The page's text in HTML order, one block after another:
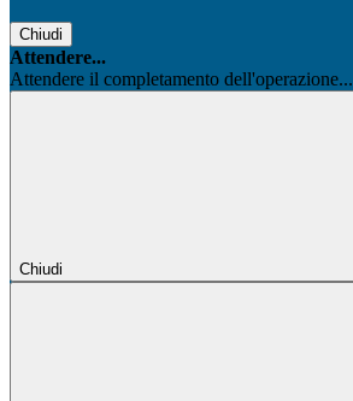
Chiudi
Attendere...
Attendere il completamento dell'operazione...
Chiudi